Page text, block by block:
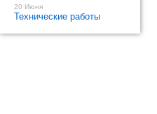
20 Июня
Технические работы